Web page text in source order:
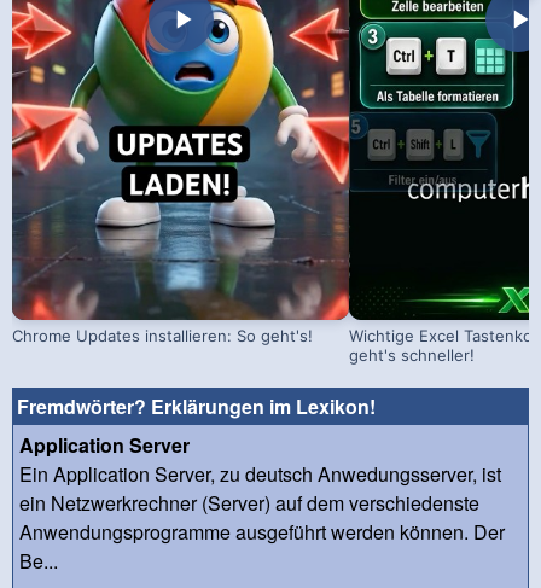
Chrome Updates installieren: So geht's!
Wichtige Excel
geht's schneller!
Fremdwörter? Erklärungen im Lexikon!
Application Server
Ein Application Server, zu deutsch Anwedungsserver, ist
ein Netzwerkrechner (Server) auf dem verschiedenste
Anwendungsprogramme ausgeführt werden können. Der
Be...